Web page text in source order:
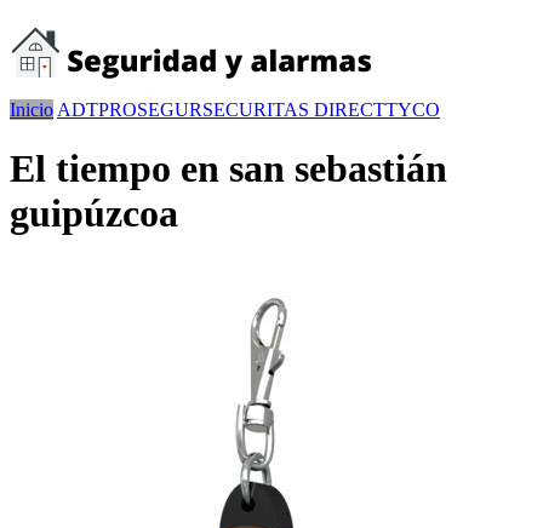
Inicio ADTPROSEGURSECURITAS DIRECTTYCO
El tiempo en san sebastián
guipúzcoa